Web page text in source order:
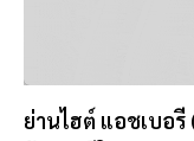
สะพานเบย์ (Bay